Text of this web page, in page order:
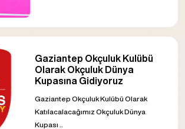
Gaziantep Okçuluk Kulübü
Olarak Okçuluk Dünya
Kupasına Gidiyoruz
Gaziantep Okçuluk Kulübü Olarak
Katılacalacağımız Okçuluk Dünya
Kupası ..